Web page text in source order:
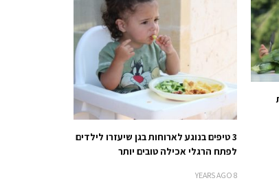
3 טיפים בנוגע לארוחות בגן שיעזרו לילדים
לפתח הרגלי אכילה טובים יותר
8 YEARS AGO